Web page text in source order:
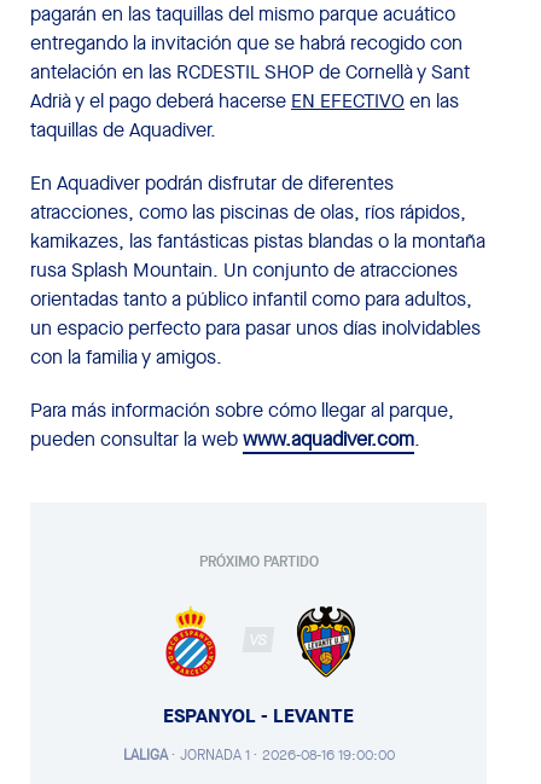
pagarán en las taquillas del mismo parque acuático
entregando la invitación que se habrá recogido con
antelación en las RCDESTIL SHOP de Cornellà y Sant
Adrià y el pago deberá hacerse EN EFECTIVOen las
taquillas de Aquadiver.
En Aquadiver podrán disfrutar de diferentes
atracciones, como las piscinas de olas, ríos rápidos,
kamikazes, las fantásticas pistas blandas o la montaña
rusa Splash Mountain. Un conjunto de atracciones
orientadas tanto a público infantil como para adultos,
un espacio perfecto para pasar unos días inolvidables
con la familia y amigos.
Para más información sobre cómo llegar al parque,
pueden consultar la webwww.aquadiver.com.
PRÓXIMO PARTIDO
VS
ESPANYOL - LEVANTE
LALIGA· JORNADA 1 · 2026-08-16 19:00:00